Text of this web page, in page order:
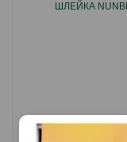
ШЛЕЙКА